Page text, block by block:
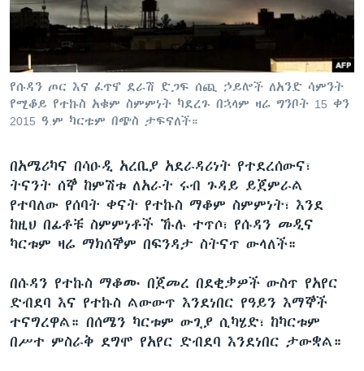
ቋንቋዎች
የሱዳን ጦር እና ፈጥኖ ደራሽ ድጋፍ ሰጪ ኃይሎች ለአንድ ሳምንት
የሚቆይ የተኩስ አቁም ስምምነት ካደረጉ በኋላም ዛሬ ግንቦት 15 ቀን
2015 ዓ.ም ካርቱም በጭስ ታፍናለች።
በአሜሪካና በሳዑዲ አረቢያ አደራዳሪነት የተደረሰውና፣
ትናንት ሰኞ ከምሽቱ ለአራት ሩብ ጉዳይ ይጀምራል
የተባለው የሰባት ቀናት የተኩስ ማቆም ስምምነት፣ እንደ
ከዚህ በፊቶቹ ስምምነቶች ኹሉ ተጥሶ፣ የሱዳን መዲና
ካርቱም ዛሬ ማክሰኞም በፍንዳታ ስትናጥ ውላለች።
በሱዳን የተኩስ ማቆሙ በጀመረ በደቂቃዎች ውስጥ የአየር
ድብደባ እና የተኩስ ልውውጥ እንደነበር የዓይን እማኞች
ተናግረዋል። በሰሜን ካርቱም ውጊያ ሲካሄድ፣ ከካርቱም
በሥተ ምስራቅ ደግሞ የአየር ድብደባ እንደነበር ታውቋል።